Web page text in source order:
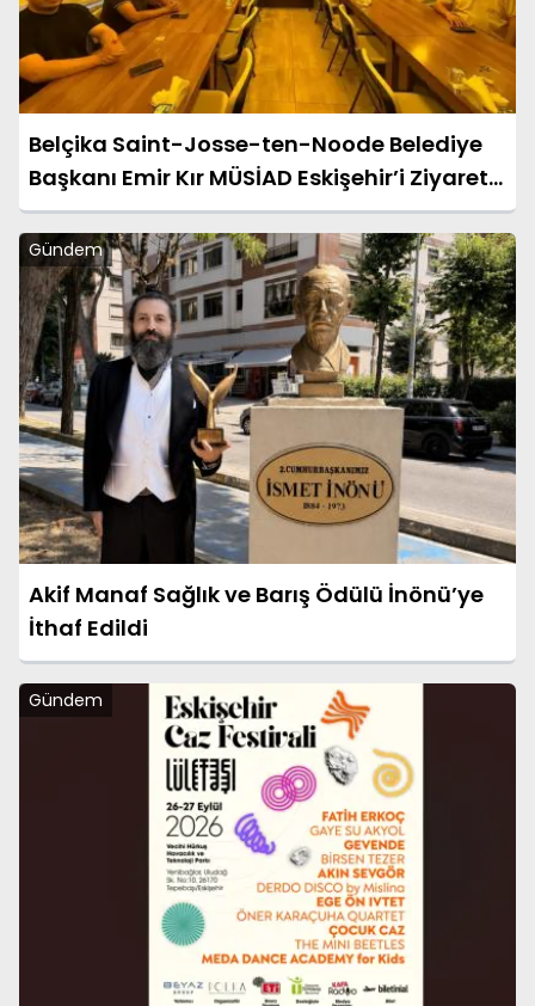
Belçika Saint-Josse-ten-Noode Belediye
Başkanı Emir Kır MÜSİAD Eskişehir’i Ziyaret
Etti
Gündem
Akif Manaf Sağlık ve Barış Ödülü İnönü’ye
İthaf Edildi
Gündem